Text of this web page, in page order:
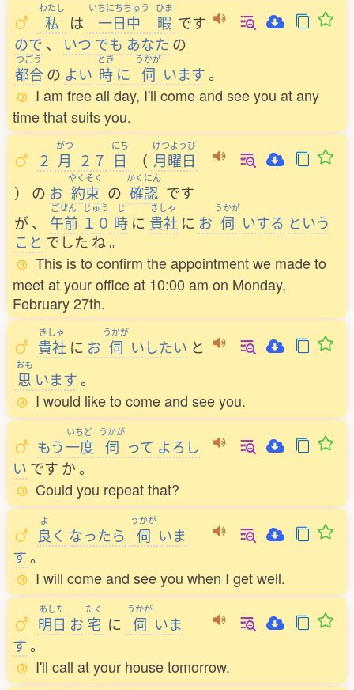
わたし
私 は
いちにちちゅう
一日中
ひま
暇 です
ので 、 いつ でも あなた の
つごう
都合 の よい
とき
時 に
うかが
伺 います。
I am free all day, I'll come and see you at any
time that suits you.
２
がつ
月 ２７
にち
日 （
げつようび
月曜日
）
の お
やくそく
約束 の
かくにん
確認 です
が、
ごぜん
午前
じゅう
１０
じ
時 に
きしゃ
貴社 に お
うかが
伺 いする という
こと でした ね。
This is to confirm the appointment we made to
meet at your office at 10:00 am on Monday,
February 27th.
きしゃ
貴社 に お
うかが
伺 いしたい と
おも
思 います。
I would like to come and see you.
もう
いちど
一度
うかが
伺 って よろし
い です か。
Could you repeat that?
よ
良く なったら
うかが
伺 いま
す。
I will come and see you when I get well.
あした
明日 お
たく
宅 に
うかが
伺 いま
す。
I'll call at your house tomorrow.